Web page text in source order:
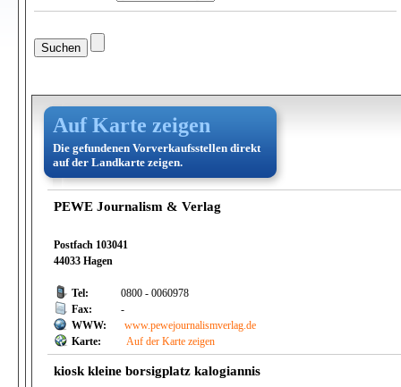
Auf Karte zeigen
Die gefundenen Vorverkaufsstellen direkt
auf der Landkarte zeigen.
PEWE Journalism & Verlag
Postfach 103041
44033 Hagen
Tel:
0800 - 0060978
Fax:
-
WWW:
www.pewejournalismverlag.de
Karte:
Auf der Karte zeigen
kiosk kleine borsigplatz kalogiannis